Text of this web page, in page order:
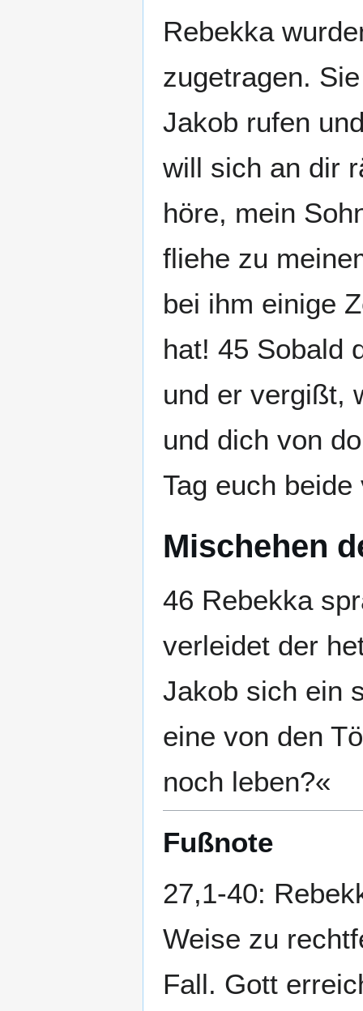
Rebekka
zugetragen.
Jakob rufen
will sich an dir
höre, mein
fliehe zu
bei ihm einige
hat! 45 Sobald
und er vergißt,
und dich von
Tag euch
Mischehen
46 Rebekka
verleidet der
Jakob sich ein
eine von den
noch leben?«
Fußnote
27,1-40:
Weise zu
Fall. Gott